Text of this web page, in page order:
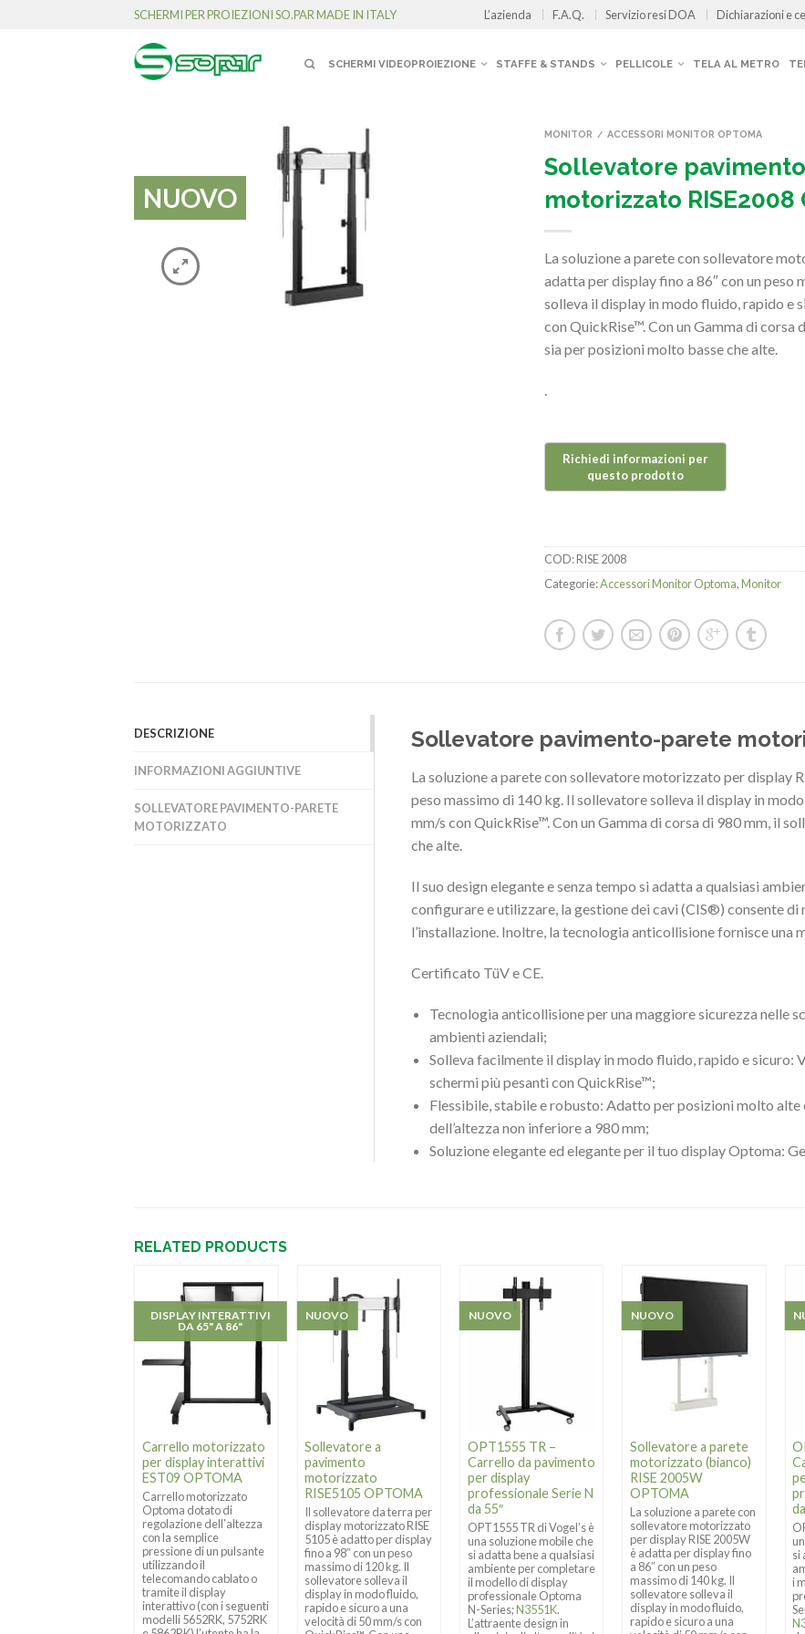
SCHERMI PER PROIEZIONI SO.PAR MADE IN ITALY L’azienda F.A.Q. Servizio resi DOA Dichiarazioni e
SCHERMI VIDEOPROIEZIONE STAFFE & STANDS PELLICOLE TELA AL METRO
NUOVO
MONITOR / ACCESSORI MONITOR OPTOMA
Sollevatore
motorizzato RISE2008
La soluzione a parete con sollevatore
adatta per display fino a 86″ con un peso
solleva il display in modo fluido, rapido e
con QuickRise™. Con un Gamma di corsa
sia per posizioni molto basse che alte.
COD:RISE 2008
Categorie:Accessori Monitor Optoma,Monitor
DESCRIZIONE
INFORMAZIONI AGGIUNTIVE
SOLLEVATORE PAVIMENTO-PARETE
MOTORIZZATO
Sollevatore pavimento-parete
La soluzione a parete con sollevatore motorizzato per display
peso massimo di 140 kg. Il sollevatore solleva il display in
mm/s con QuickRise™. Con un Gamma di corsa di 980 mm, il
che alte.
Il suo design elegante e senza tempo si adatta a qualsiasi
configurare e utilizzare, la gestione dei cavi (CIS®) consente
l’installazione. Inoltre, la tecnologia anticollisione fornisce una
Certificato TüV e CE.
Tecnologia anticollisione per una maggiore sicurezza nelle
ambienti aziendali;
Solleva facilmente il display in modo fluido, rapido e sicuro:
schermi più pesanti con QuickRise™;
Flessibile, stabile e robusto: Adatto per posizioni molto alte
dell’altezza non inferiore a 980 mm;
Soluzione elegante ed elegante per il tuo display Optoma:
RELATED PRODUCTS
Carrello motorizzato
per display interattivi
EST09 OPTOMA
Carrello motorizzato
Optoma dotato di
regolazione dell’altezza
con la semplice
pressione di un pulsante
utilizzando il
telecomando cablato o
tramite il display
interattivo (con i seguenti
modelli 5652RK, 5752RK
DISPLAY INTERATTIVI
DA 65" A 86"
Sollevatore a
pavimento
motorizzato
RISE5105 OPTOMA
Il sollevatore da terra per
display motorizzato RISE
5105 è adatto per display
fino a 98″ con un peso
massimo di 120 kg. Il
sollevatore solleva il
display in modo fluido,
rapido e sicuro a una
velocità di 50 mm/s con
NUOVO
OPT1555 TR –
Carrello da pavimento
per display
professionale Serie N
da 55″
OPT1555 TR di Vogel’s è
una soluzione mobile che
si adatta bene a qualsiasi
ambiente per completare
il modello di display
professionale Optoma
N-Series;N3551K.
L’attraente design in
NUOVO
Sollevatore a parete
motorizzato (bianco)
RISE 2005W
OPTOMA
La soluzione a parete con
sollevatore motorizzato
per display RISE 2005W
è adatta per display fino
a 86″ con un peso
massimo di 140 kg. Il
sollevatore solleva il
display in modo fluido,
rapido e sicuro a una
NUOVO
si
i